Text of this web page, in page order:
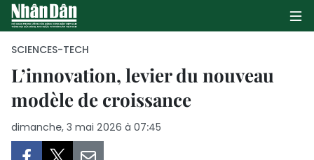
PAGE D'ACCUEIL
POLITIQUE
SCIENCES-TECH
L’innovation, levier du nouveau
modèle de croissance
dimanche, 3 mai 2026 à 07:45